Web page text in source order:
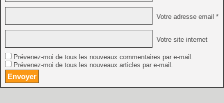
Votre adresse email *
Votre site internet
Prévenez-moi de tous les nouveaux commentaires par e-mail.
Prévenez-moi de tous les nouveaux articles par e-mail.